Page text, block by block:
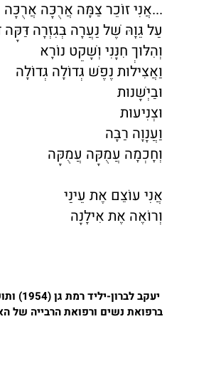
...אֲנִי זוֹכֵר צַמָּה אֲרֻכָּה אֲרֻכָּה
עַל גֵּוָהּ שֶׁל נַעֲרָה בְּגִזְרָה
וְהִלּוּךְ חִנָּנִי וְשָׁקֵט נוֹרָא
וַאֲצִילוּת נֶפֶשׁ גְּדוֹלָה גְּדוֹלָה
וּבַיְשָׁנוּת
וּצְנִיעוּת
וַעֲנָוָה רַבָּה
וְחָכְמָה עֲמֻקָּה עֲמֻקָּה
אֲנִי עוֹצֵם אֶת עֵינַי
וְרוֹאֶה אֶת אִילָנָה
יעקב
ברפואת נשים ורפואת הרבייה של